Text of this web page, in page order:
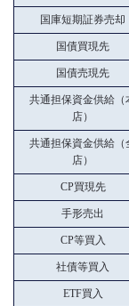
国庫短期証券売却
国債買現先
国債売現先
共通担保資金供給（
店）
共通担保資金供給（
店）
CP買現先
手形売出
CP等買入
社債等買入
ETF買入